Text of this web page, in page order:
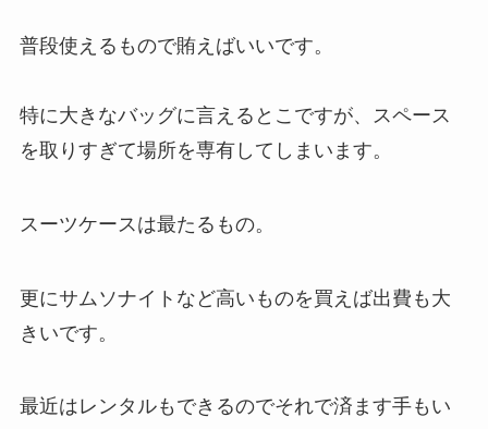
普段使えるもので賄えばいいです。
特に大きなバッグに言えるとこですが、スペース
を取りすぎて場所を専有してしまいます。
スーツケースは最たるもの。
更にサムソナイトなど高いものを買えば出費も大
きいです。
最近はレンタルもできるのでそれで済ます手もい